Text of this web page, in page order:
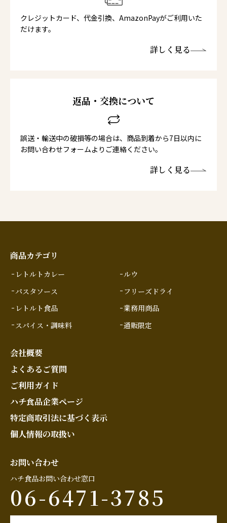
クレジットカード、代金引換、AmazonPayがご利用いた
だけます。
詳しく見る
返品・交換について
誤送・輸送中の破損等の場合は、商品到着から7日以内に
お問い合わせフォームよりご連絡ください。
詳しく見る
商品カテゴリ
レトルトカレー
パスタソース
レトルト食品
スパイス・調味料
ルウ
フリーズドライ
業務用商品
通販限定
会社概要
よくあるご質問
ご利用ガイド
ハチ食品企業ページ
特定商取引法に基づく表示
個人情報の取扱い
お問い合わせ
ハチ食品お問い合わせ窓口
06-6471-3785